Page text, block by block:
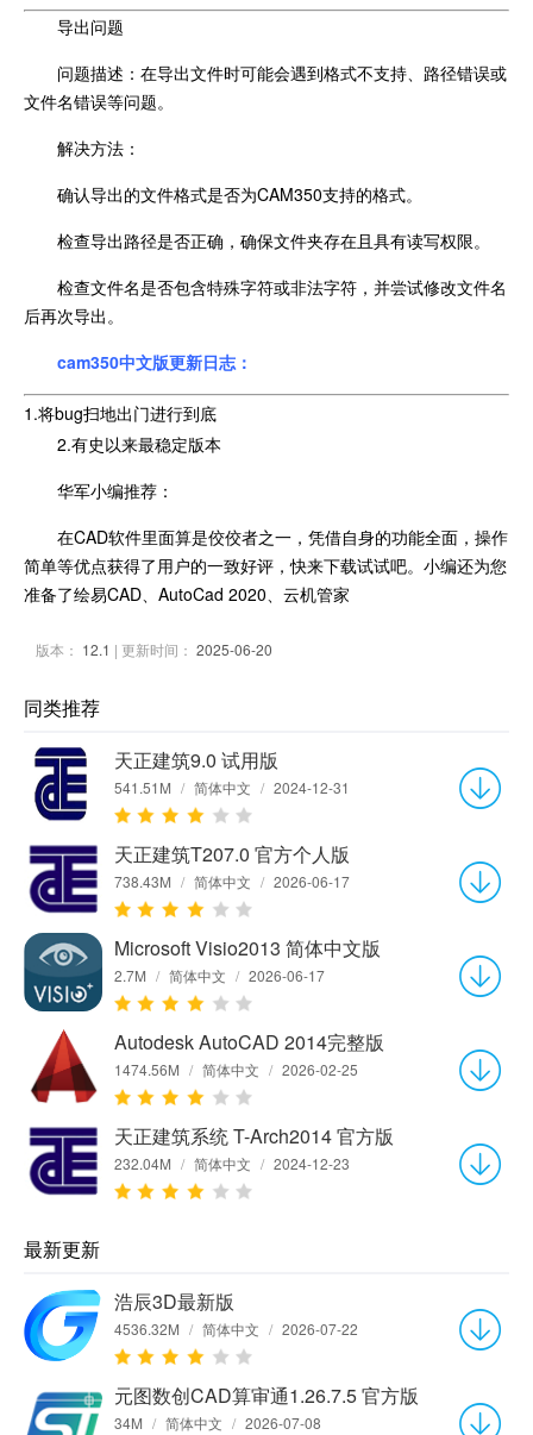
导出问题
问题描述：在导出文件时可能会遇到格式不支持、路径错误或
文件名错误等问题。
解决方法：
确认导出的文件格式是否为CAM350支持的格式。
检查导出路径是否正确，确保文件夹存在且具有读写权限。
检查文件名是否包含特殊字符或非法字符，并尝试修改文件名
后再次导出。
cam350中文版更新日志：
1.将bug扫地出门进行到底
2.有史以来最稳定版本
华军小编推荐：
在CAD软件里面算是佼佼者之一，凭借自身的功能全面，操作
简单等优点获得了用户的一致好评，快来下载试试吧。小编还为您
准备了绘易CAD、AutoCad 2020、云机管家
版本： 12.1 | 更新时间： 2025-06-20
同类推荐
天正建筑9.0 试用版
541.51M / 简体中文 / 2024-12-31
天正建筑T207.0 官方个人版
738.43M / 简体中文 / 2026-06-17
Microsoft Visio2013 简体中文版
2.7M / 简体中文 / 2026-06-17
Autodesk AutoCAD 2014完整版
1474.56M / 简体中文 / 2026-02-25
天正建筑系统 T-Arch2014 官方版
232.04M / 简体中文 / 2024-12-23
最新更新
浩辰3D最新版
4536.32M / 简体中文 / 2026-07-22
元图数创CAD算审通1.26.7.5 官方版
34M / 简体中文 / 2026-07-08